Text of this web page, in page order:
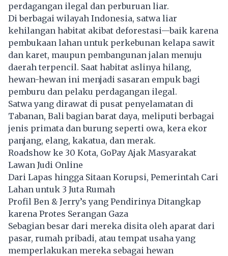
perdagangan ilegal dan perburuan liar.
Di berbagai wilayah Indonesia, satwa liar
kehilangan habitat akibat deforestasi—baik karena
pembukaan lahan untuk perkebunan kelapa sawit
dan karet, maupun pembangunan jalan menuju
daerah terpencil. Saat habitat aslinya hilang,
hewan-hewan ini menjadi sasaran empuk bagi
pemburu dan pelaku perdagangan ilegal.
Satwa yang dirawat di pusat penyelamatan di
Tabanan, Bali bagian barat daya, meliputi berbagai
jenis primata dan burung seperti owa, kera ekor
panjang, elang, kakatua, dan merak.
Roadshow ke 30 Kota, GoPay Ajak Masyarakat
Lawan Judi Online
Dari Lapas hingga Sitaan Korupsi, Pemerintah Cari
Lahan untuk 3 Juta Rumah
Profil Ben & Jerry’s yang Pendirinya Ditangkap
karena Protes Serangan Gaza
Sebagian besar dari mereka disita oleh aparat dari
pasar, rumah pribadi, atau tempat usaha yang
memperlakukan mereka sebagai hewan